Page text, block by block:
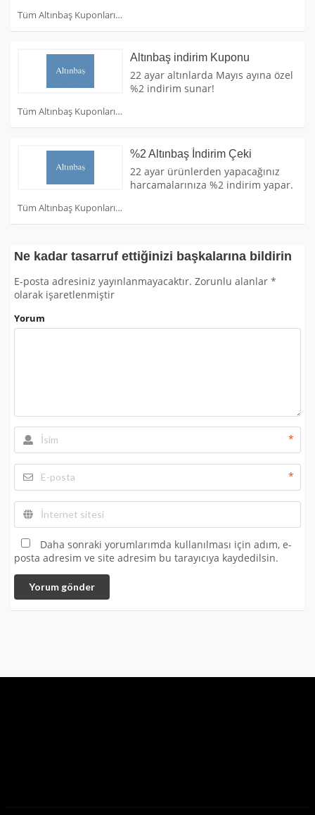
Tüm Altınbaş Kuponları
Tüm Altınbaş Kuponları
Altınbaş indirim Kuponu
22 ayar altınlarda Mayıs ayına özel
%2 indirim sunar!
Tüm Altınbaş Kuponları
%2 Altınbaş İndirim Çeki
22 ayar ürünlerden yapacağınız
harcamalarınıza %2 indirim yapar.
Ne kadar tasarruf ettiğinizi başkalarına bildirin
E-posta adresiniz yayınlanmayacaktır. Zorunlu alanlar *
olarak işaretlenmiştir
Yorum
*
*
Daha sonraki yorumlarımda kullanılması için adım, e-
posta adresim ve site adresim bu tarayıcıya kaydedilsin.
Yorum gönder